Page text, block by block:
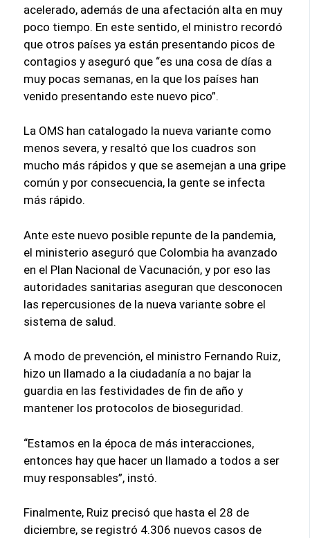
acelerado, además de una afectación alta en muy
poco tiempo. En este sentido, el ministro recordó
que otros países ya están presentando picos de
contagios y aseguró que “es una cosa de días a
muy pocas semanas, en la que los países han
venido presentando este nuevo pico”.
La OMS han catalogado la nueva variante como
menos severa, y resaltó que los cuadros son
mucho más rápidos y que se asemejan a una gripe
común y por consecuencia, la gente se infecta
más rápido.
Ante este nuevo posible repunte de la pandemia,
el ministerio aseguró que Colombia ha avanzado
en el Plan Nacional de Vacunación, y por eso las
autoridades sanitarias aseguran que desconocen
las repercusiones de la nueva variante sobre el
sistema de salud.
A modo de prevención, el ministro Fernando Ruiz,
hizo un llamado a la ciudadanía a no bajar la
guardia en las festividades de fin de año y
mantener los protocolos de bioseguridad.
“Estamos en la época de más interacciones,
entonces hay que hacer un llamado a todos a ser
muy responsables”, instó.
Finalmente, Ruiz precisó que hasta el 28 de
diciembre, se registró 4.306 nuevos casos de